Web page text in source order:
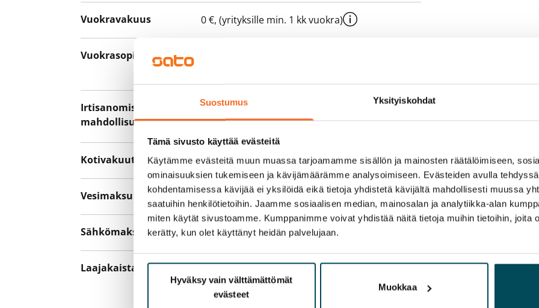
Suostumus Yksityiskohdat
Tämä sivusto käyttää evästeitä
Käytämme evästeitä muun muassa tarjoamamme sisällön ja mainosten räätälöimiseen,
ominaisuuksien tukemiseen ja kävijämäärämme analysoimiseen. Evästeiden avulla
kohdentamisessa kävijää ei yksilöidä eikä tietoja yhdistetä kävijältä mahdollisesti muussa
saatuihin henkilötietoihin. Jaamme sosiaalisen median, mainosalan ja analytiikka-alan
miten käytät sivustoamme. Kumppanimme voivat yhdistää näitä tietoja muihin tietoihin, joita
kerätty, kun olet käyttänyt heidän palvelujaan.
Hyväksy vain välttämättömät
evästeet
Muokkaa
Vuokravakuus 0 €, (yrityksille min. 1 kk vuokra)
Vuokrasopimus
Irtisanomis­
mahdollisuus
12 kk vuokrasopimuksesta tai
sopimussakolla aiemmin
Kotivakuutus Pakollinen, ei sisälly vuokraan
Vesimaksu 27 €/hlö/kk
Sähkömaksu Vuokralainen solmii itse sähkösopimuksen.
Laajakaista
Vuokraan sisältyy 50 M laajakaistaliittymä. Voit
hankkia lisänopeutta etuhintaan ottamalla
yhteyttä operaattoriin Telia.